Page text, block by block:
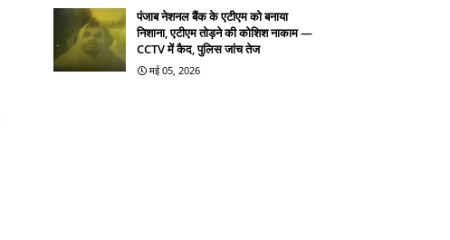
पंजाब नेशनल बैंक के एटीएम को बनाया
निशाना, एटीएम तोड़ने की कोशिश नाकाम —
CCTV में कैद, पुलिस जांच तेज
मई 05, 2026